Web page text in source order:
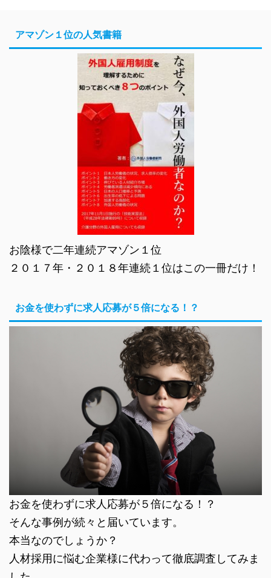
アマゾン１位の人気書籍
お陰様で二年連続アマゾン１位
２０１７年・２０１８年連続１位はこの一冊だけ！
お金を使わずに求人応募が５倍になる！？
お金を使わずに求人応募が５倍になる！？
そんな事例が続々と届いています。
本当なのでしょうか？
人材採用に悩む企業様に代わって徹底調査してみま